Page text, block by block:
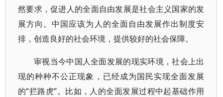
然要求，促进人的全面自由发展是社会主义国家的发
展方向。中国应该为人的全面自由发展作出制度安
排，创造良好的社会环境，提供较好的社会保障。
审视当今中国人全面发展的现实环境，社会上出
现的种种不公正现象，已经成为国民实现全面发展
的“拦路虎”。比如，人的全面发展过程中起基础作用